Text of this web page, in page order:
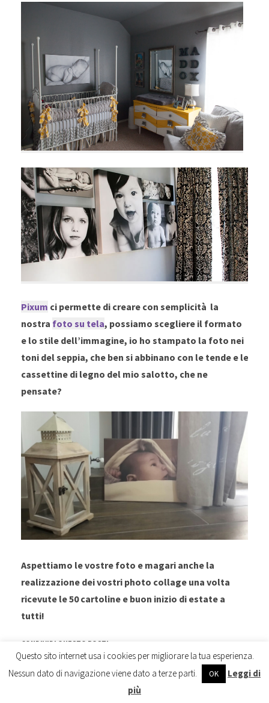
Pixum ci permette di creare con semplicità la
nostra foto su tela, possiamo scegliere il formato
e lo stile dell’immagine, io ho stampato la foto nei
toni del seppia, che ben si abbinano con le tende e le
cassettine di legno del mio salotto, che ne
pensate?
Aspettiamo le vostre foto e magari anche la
realizzazione dei vostri photo collage una volta
ricevute le 50 cartoline e buon inizio di estate a
tutti!
CONDIVIDI QUESTO POST!
F
a
i
C
l
i
F
a
i
F
a
i
c
l
Questo sito internet usa i cookies per migliorare la tua esperienza.
Nessun dato di navigazione viene dato a terze parti.
OK
Leggi di
più